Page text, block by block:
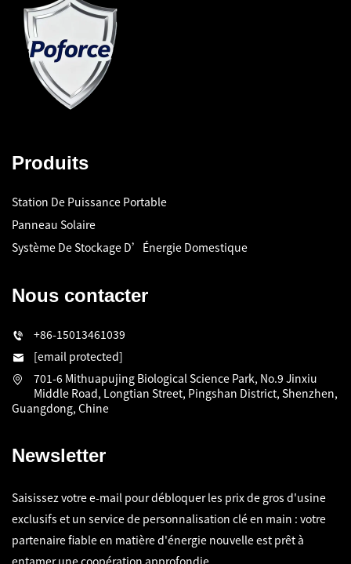
Produits
Station De Puissance Portable
Panneau Solaire
Système De Stockage D’Énergie Domestique
Nous contacter
+86-15013461039
[email protected]
701-6 Mithuapujing Biological Science Park, No.9 Jinxiu
Middle Road, Longtian Street, Pingshan District, Shenzhen,
Guangdong, Chine
Newsletter
Saisissez votre e-mail pour débloquer les prix de gros d'usine
exclusifs et un service de personnalisation clé en main : votre
partenaire fiable en matière d'énergie nouvelle est prêt à
entamer une coopération approfondie